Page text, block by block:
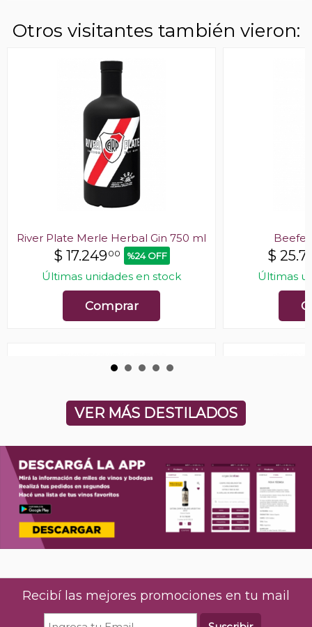
Otros visitantes también vieron:
River Plate Merle Herbal Gin 750 ml
$ 17.24900 %24 OFF
Últimas unidades en stock
Comprar
$
Últimas
The Hakuto Premium Matsui Gin
700 ml
Comprar
River Plate
$
VER MÁS DESTILADOS
Recibí las mejores promociones en tu mail